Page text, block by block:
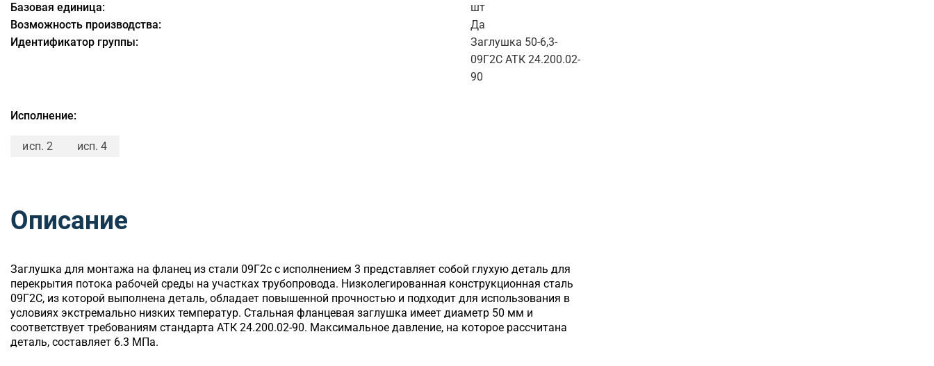
Базовая единица:
шт
Возможность производства:
Да
Идентификатор группы:
Заглушка 50-6,3-
09Г2С АТК 24.200.02-
90
Исполнение:
исп. 2 исп. 4
Описание
Заглушка для монтажа на фланец из стали 09Г2с с исполнением 3 представляет собой глухую деталь для
перекрытия потока рабочей среды на участках трубопровода. Низколегированная конструкционная сталь
09Г2С, из которой выполнена деталь, обладает повышенной прочностью и подходит для использования в
условиях экстремально низких температур. Стальная фланцевая заглушка имеет диаметр 50 мм и
соответствует требованиям стандарта АТК 24.200.02-90. Максимальное давление, на которое рассчитана
деталь, составляет 6.3 МПа.